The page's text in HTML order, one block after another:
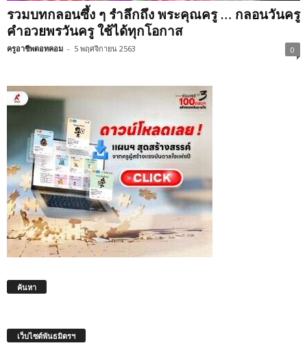
รวมบทกลอนซึ้ง ๆ รำลึกถึง พระคุณครู … กลอนวันครู
คำอวยพรวันครู ใช้ได้ทุกโอกาส
ครูอาชีพดอทคอม - 5 พฤศจิกายน 2563 0
ค้นหา
เว็บไซต์พันธมิตรฯ